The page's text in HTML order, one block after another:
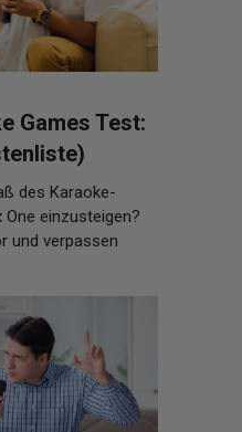
Games Test:
des Karaoke-
einzusteigen?
und verpassen